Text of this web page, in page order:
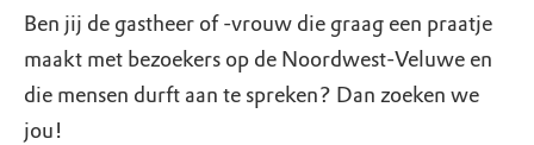
Ben jij de gastheer of -vrouw die graag een praatje
maakt met bezoekers op de Noordwest-Veluwe en
die mensen durft aan te spreken? Dan zoeken we
jou!